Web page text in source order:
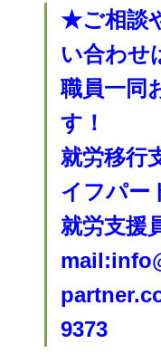
★ご相談
い合わ
職員一同
す！
就労移行
イフパー
就労支援
9373